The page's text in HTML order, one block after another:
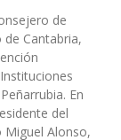
de
de Cantabria,
En
del
Miguel Alonso,